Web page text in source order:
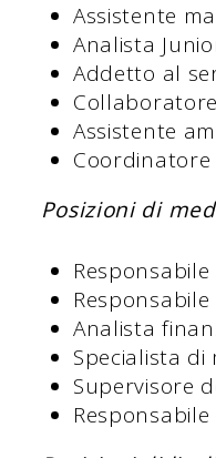
Assistente
Analista
Addetto al
Assistente
Posizioni di
Analista
Specialista
Supervisore